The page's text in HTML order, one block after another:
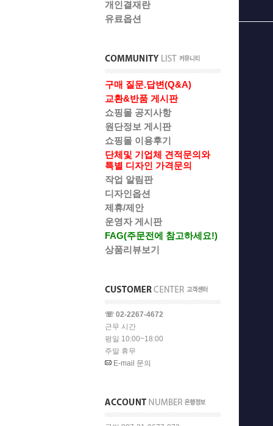
개인결재란
유료옵션
구매 질문.답변(Q&A)
교환&반품 게시판
쇼핑몰 공지사항
원단정보 게시판
쇼핑몰 이용후기
단체및 기업체 견적문의와
특별 디자인 가격문의
작업 알림판
디자인옵션
제휴/제안
운영자 게시판
FAG(주문전에 참고하세요!)
상품리뷰보기
☏ 02-2267-4672
근무 시간
평일 10:00~18:00
주말 휴무
E-mail 문의